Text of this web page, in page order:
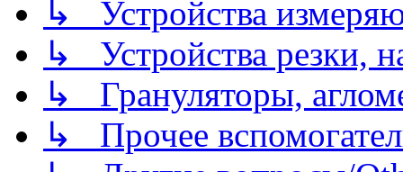
↳ Устройства
↳ Устройства резки,
↳ Грануляторы,
↳ Прочее